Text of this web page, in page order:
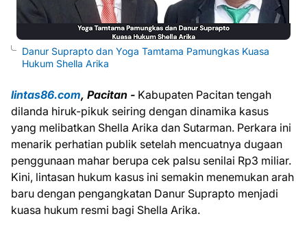
Danur Suprapto dan Yoga Tamtama Pamungkas Kuasa
Hukum Shella Arika
lintas86.com, Pacitan - Kabupaten Pacitan tengah
dilanda hiruk-pikuk seiring dengan dinamika kasus
yang melibatkan Shella Arika dan Sutarman. Perkara ini
menarik perhatian publik setelah mencuatnya dugaan
penggunaan mahar berupa cek palsu senilai Rp3 miliar.
Kini, lintasan hukum kasus ini semakin menemukan arah
baru dengan pengangkatan Danur Suprapto menjadi
kuasa hukum resmi bagi Shella Arika.